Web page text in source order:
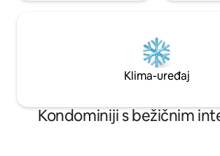
Klima-uređaj
Kondominiji s bežičnim